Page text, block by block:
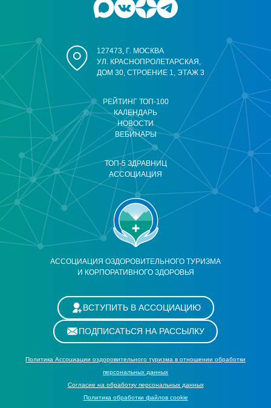
АССОЦИАЦИЯ ОЗДОРОВИТЕЛЬНОГО ТУРИЗМА
И КОРПОРАТИВНОГО ЗДОРОВЬЯ
РЕЙТИНГ ТОП-100
КАЛЕНДАРЬ
НОВОСТИ
ВЕБИНАРЫ
ТОП-5 ЗДРАВНИЦ
АССОЦИАЦИЯ
127473, Г. МОСКВА
УЛ. КРАСНОПРОЛЕТАРСКАЯ,
ДОМ 30, СТРОЕНИЕ 1, ЭТАЖ 3
ВСТУПИТЬ В АССОЦИАЦИЮ
ПОДПИСАТЬСЯ НА РАССЫЛКУ
Политика Ассоциации оздоровительного туризма в отношении обработки
персональных данных
Cогласие на обработку персональных данных
Политика обработки файлов cookie